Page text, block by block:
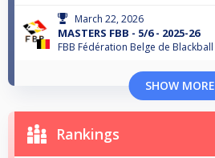
March 22, 2026
MASTERS FBB - 5/6 - 2025-26
FBB Fédération Belge de Blackball
SHOW MORE
Rankings